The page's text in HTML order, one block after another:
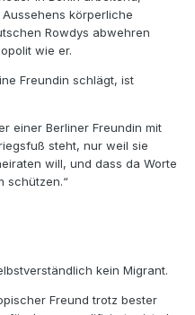
körperliche
Rowdys abwehren
wie er.
Freundin schlägt, ist
einer Berliner Freundin mit
steht, nur weil sie
will, und dass da Worte
schützen.“
kein Migrant.
Freund trotz bester